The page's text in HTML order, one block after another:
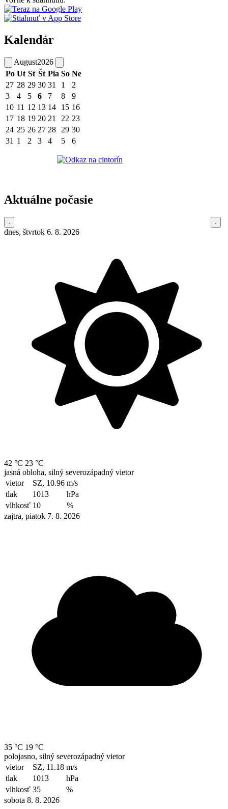
Kalendár
August2026
Po Ut St Št Pia So Ne
27 28 29 30 31 1
2
3
4 5 6 7 8
9
10 11 12 13 14 15 16
17 18 19 20 21 22 23
24 25 26 27 28 29 30
31 1 2 3 4 5 6
Aktuálne počasie
dnes, štvrtok 6. 8. 2026
42 °C 23 °C
jasná obloha, silný severozápadný vietor
vietor
SZ, 10.96 m/s
tlak
1013
hPa
vlhkosť 10
%
zajtra, piatok 7. 8. 2026
35 °C 19 °C
polojasno, silný severozápadný vietor
vietor
SZ, 11.18 m/s
tlak
1013
hPa
vlhkosť 35
%
sobota 8. 8. 2026